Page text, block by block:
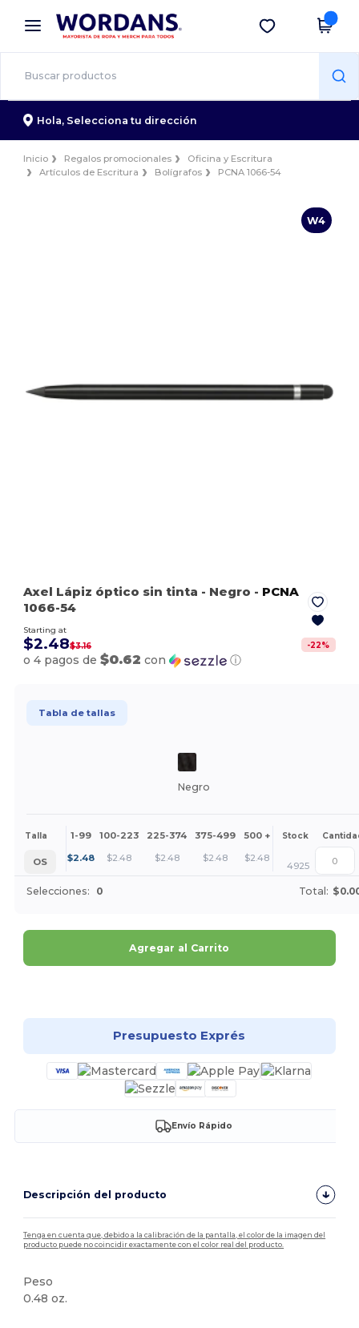
× App de Wordans
¡Mejores precios en app!
Descargar app
Hola, Selecciona tu dirección
Inicio Regalos promocionales
Oficina y Escritura
Artículos de Escritura
Bolígrafos PCNA 1066-54
W4
Axel Lápiz óptico sin tinta - Negro - PCNA
1066-54
Starting at
$2.48$3.16 -22%
o 4 pagos de$0.62 con ⓘ
Tabla de tallas
Negro
Talla 1-99 100-223 225-374 375-499 500 + Más
Stock
OS $2.48 $2.48 $2.48 $2.48 $2.48 +
4925
Selecciones: 0 Total:
Agregar al Carrito
Presupuesto Exprés
Envío Rápido
Descripción del producto
Tenga en cuenta que, debido a la calibración de la pantalla, el color de la imagen del
producto puede no coincidir exactamente con el color real del producto.
Peso
0.48 oz.